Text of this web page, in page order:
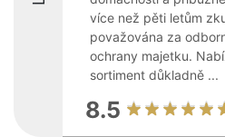
více než pěti letům
považována za
ochrany majetku.
sortiment důkladně ...
8.5